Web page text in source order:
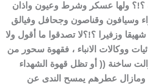
؟!؟ ولها عسكر وشرط وعيون واذان
وسيافون وقناصون وجحافل وفيالق
وزفيرا ؟!؟لا تصدقوا ما أقول ولا
ووكالات الانباء ، فقهوة سحور من
ساخنة (( أو تظل قهوة الشهداء
ومازال عطرهم يمسح الندى عن